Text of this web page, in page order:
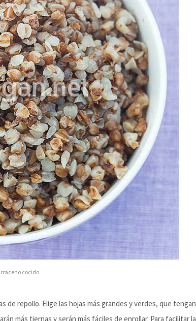
cocido
de repollo. Elige las hojas más grandes y verdes, que tengan
más tiernas y serán más fáciles de enrollar. Para facilitar la